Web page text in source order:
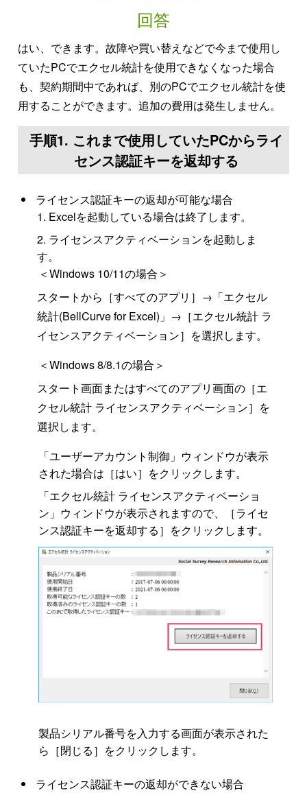
回答
はい、できます。故障や買い替えなどで今まで使用し
ていたPCでエクセル統計を使用できなくなった場合
も、契約期間中であれば、別のPCでエクセル統計を使
用することができます。追加の費用は発生しません。
手順1. これまで使用していたPCからライ
センス認証キーを返却する
ライセンス認証キーの返却が可能な場合
Excelを起動している場合は終了します。
ライセンスアクティベーションを起動しま
す。
＜Windows 10/11の場合＞
スタートから［すべてのアプリ］→「エクセル
統計(BellCurve for Excel)」→［エクセル統計 ラ
イセンスアクティベーション］を選択します。
＜Windows 8/8.1の場合＞
スタート画面またはすべてのアプリ画面の［エ
クセル統計 ライセンスアクティベーション］を
選択します。
「ユーザーアカウント制御」ウィンドウが表示
された場合は［はい］をクリックします。
「エクセル統計 ライセンスアクティベーショ
ン」ウィンドウが表示されますので、［ライセ
ンス認証キーを返却する］をクリックします。
製品シリアル番号を入力する画面が表示された
ら［閉じる］をクリックします。
ライセンス認証キーの返却ができない場合